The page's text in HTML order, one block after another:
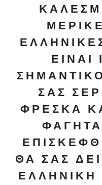
ΕΊΝΑΙ
ΣΑΣ
ΦΡΈΣΚΑ
ΘΑ ΣΑΣ
ΕΛΛΗΝΙΚΉ